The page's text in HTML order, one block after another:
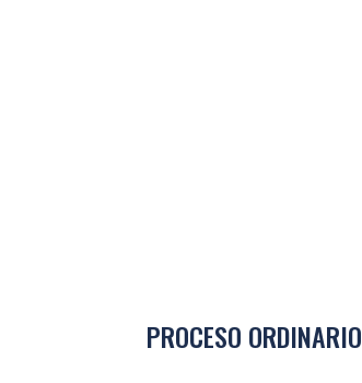
PROCESO ORDINARIO